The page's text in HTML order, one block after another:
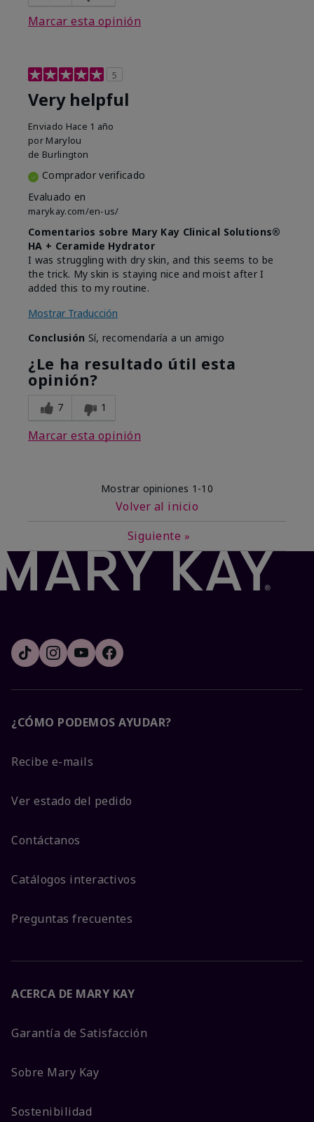
Marcar esta opinión
5
Very helpful
Enviado Hace 1 año
por Marylou
de Burlington
Comprador verificado
Evaluado en
marykay.com/en-us/
Comentarios sobre Mary Kay Clinical Solutions®
HA + Ceramide Hydrator
I was struggling with dry skin, and this seems to be
the trick. My skin is staying nice and moist after I
added this to my routine.
Mostrar Traducción
Conclusión Sí, recomendaría a un amigo
¿Le ha resultado útil esta
opinión?
7 1
Marcar esta opinión
Mostrar opiniones 1-10
Volver al inicio
Siguiente »
¿CÓMO PODEMOS AYUDAR?
Recibe e-mails
Ver estado del pedido
Contáctanos
Catálogos interactivos
Preguntas frecuentes
ACERCA DE MARY KAY
Garantía de Satisfacción
Sobre Mary Kay
Sostenibilidad